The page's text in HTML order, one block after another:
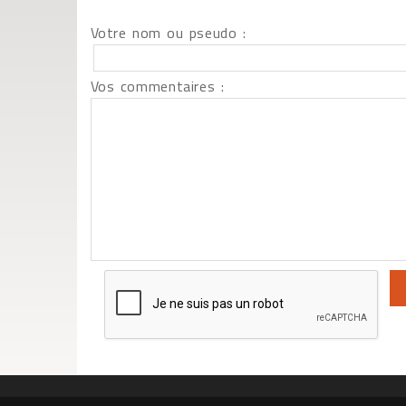
Votre nom ou pseudo :
Vos commentaires :